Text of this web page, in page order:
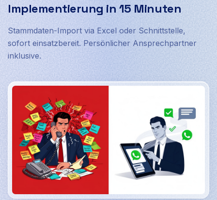
Implementierung in 15 Minuten
Stammdaten-Import via Excel oder Schnittstelle,
sofort einsatzbereit. Persönlicher Ansprechpartner
inklusive.